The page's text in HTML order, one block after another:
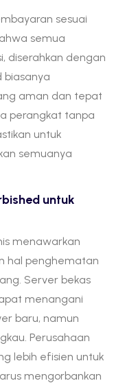
sesuai
semua
diserahkan dengan
biasanya
aman dan tepat
perangkat tanpa
untuk
semuanya
untuk
menawarkan
hal penghematan
Server bekas
menangani
baru, namun
Perusahaan
lebih efisien untuk
mengorbankan